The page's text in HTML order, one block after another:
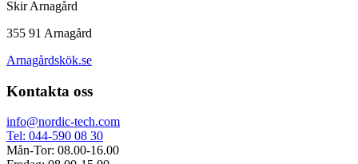
Skir Arnagård
355 91 Arnagård
Arnagårdskök.se
Kontakta oss
info@nordic-tech.com
Tel: 044-590 08 30
Mån-Tor: 08.00-16.00